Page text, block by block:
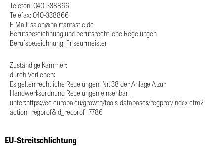
Telefon: 040-338866
Telefax: 040-338866
E-Mail: salon@hairfantastic.de
Berufsbezeichnung und berufsrechtliche Regelungen
Berufsbezeichnung: Friseurmeister
Zuständige Kammer:
durch Verliehen:
Es gelten rechtliche Regelungen: Nr. 38 der Anlage A zur
Handwerksordnung Regelungen einsehbar
unter:https://ec.europa.eu/growth/tools-databases/regprof/index.cfm?
action=regprof&id_regprof=7786
EU-Streitschlichtung